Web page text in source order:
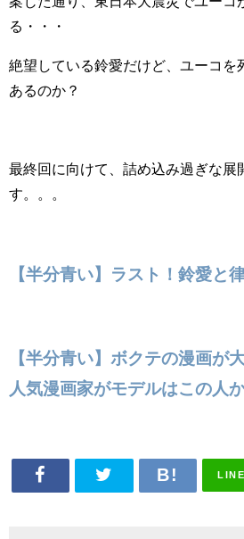
る・・・
絶望している鈴愛だけど、ユーコを
あるのか？
最終回に向けて、詰め込み過ぎな展
す。。。
【半分青い】ラスト！鈴愛と
【半分青い】ボクテの漫画が
人気漫画家がモデルはこの人か
LINE